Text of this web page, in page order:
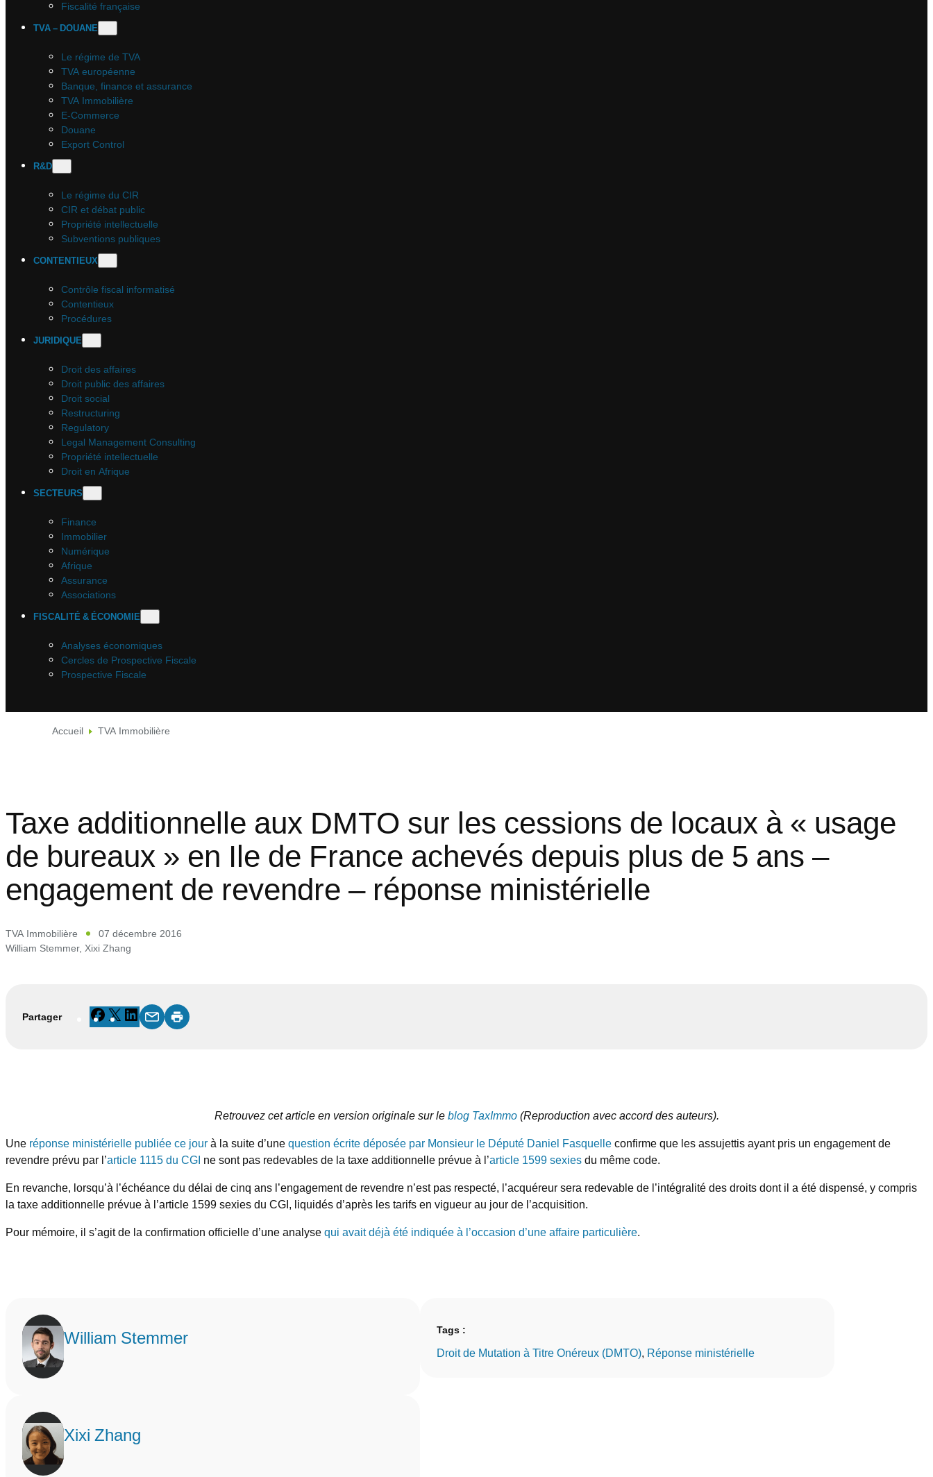
Fiscalité française
TVA – DOUANE
Le régime de TVA
TVA européenne
Banque, finance et assurance
TVA Immobilière
E-Commerce
Douane
Export Control
R&D
Le régime du CIR
CIR et débat public
Propriété intellectuelle
Subventions publiques
CONTENTIEUX
Contrôle fiscal informatisé
Contentieux
Procédures
JURIDIQUE
Droit des affaires
Droit public des affaires
Droit social
Restructuring
Regulatory
Legal Management Consulting
Propriété intellectuelle
Droit en Afrique
SECTEURS
Finance
Immobilier
Numérique
Afrique
Assurance
Associations
FISCALITÉ & ÉCONOMIE
Analyses économiques
Cercles de Prospective Fiscale
Prospective Fiscale
Accueil TVA Immobilière
Taxe additionnelle aux DMTO sur les cessions de locaux à « usage
de bureaux » en Ile de France achevés depuis plus de 5 ans –
engagement de revendre – réponse ministérielle
TVA Immobilière
07 décembre 2016
William Stemmer, Xixi Zhang
Partager Facebook
X LinkedIn
Retrouvez cet article en version originale sur leblog TaxImmo(Reproduction avec accord des auteurs).
Une réponse ministérielle publiée ce jourà la suite d’unequestion écrite déposée par Monsieur le Député Daniel Fasquelleconfirme que les assujettis ayant pris un engagement de
revendre prévu par l’article 1115 du CGI ne sont pas redevables de la taxe additionnelle prévue à l’article 1599 sexiesdu même code.
En revanche, lorsqu’à l’échéance du délai de cinq ans l’engagement de revendre n’est pas respecté, l’acquéreur sera redevable de l’intégralité des droits dont il a été dispensé, y compris
la taxe additionnelle prévue à l’article 1599 sexies du CGI, liquidés d’après les tarifs en vigueur au jour de l’acquisition.
Pour mémoire, il s’agit de la confirmation officielle d’une analysequi avait déjà été indiquée à l’occasion d’une affaire particulière.
William Stemmer
Xixi Zhang
Tags :
Droit de Mutation à Titre Onéreux (DMTO), Réponse ministérielle